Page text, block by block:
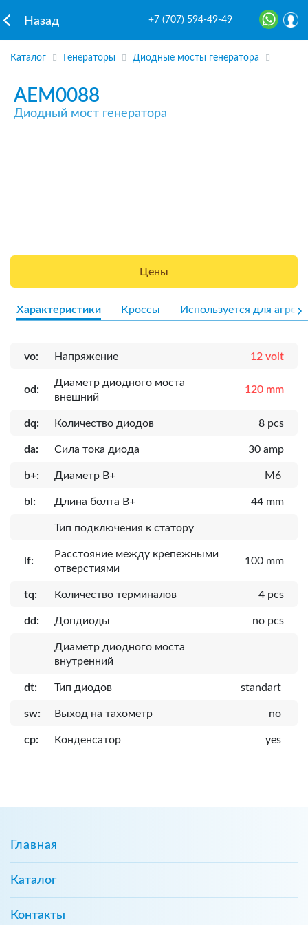
Назад +7 (707) 594-49-49
Каталог Генераторы Диодные мосты генератора
AEM0088
Диодный мост генератора
Цены
Характеристики Кроссы Используется для
vo: Напряжение 12 volt
od:
Диаметр диодного моста
внешний
120 mm
dq: Количество диодов 8 pcs
da: Сила тока диода 30 amp
b+: Диаметр B+ M6
bl: Длина болта B+ 44 mm
Тип подключения к статору
lf:
Расcтояние между крепежными
отверстиями
100 mm
tq: Количество терминалов 4 pcs
dd: Допдиоды no pcs
Диаметр диодного моста
внутренний
dt: Тип диодов standart
sw: Выход на тахометр no
cp: Конденсатор yes
Главная
Каталог
Контакты